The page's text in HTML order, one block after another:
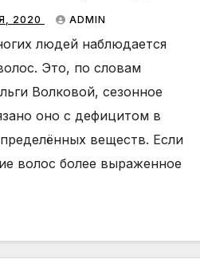
2020 ADMIN
людей наблюдается
Это, по словам
Волковой, сезонное
оно с дефицитом в
веществ. Если
волос более выраженное